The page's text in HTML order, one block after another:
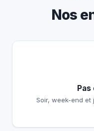
Nos
Pas
Soir, week-end et